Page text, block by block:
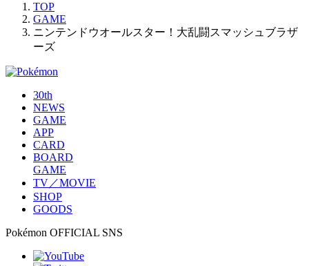
TOP
GAME
ニンテンドウオールスター！大乱闘スマッシュブラザ
ーズ
30th
NEWS
GAME
APP
CARD
BOARD
GAME
TV／MOVIE
SHOP
GOODS
Pokémon OFFICIAL SNS